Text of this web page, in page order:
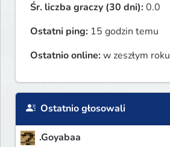
Śr. liczba graczy (30 dni):0.0
Ostatni ping: 15 godzin temu
Ostatnio online:w zeszłym roku
Ostatnio głosowali
.Goyabaa